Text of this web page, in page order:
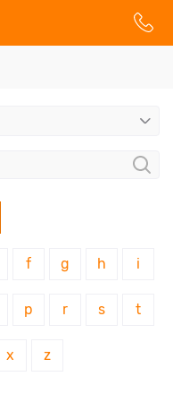
f g h i
p r s t
x z